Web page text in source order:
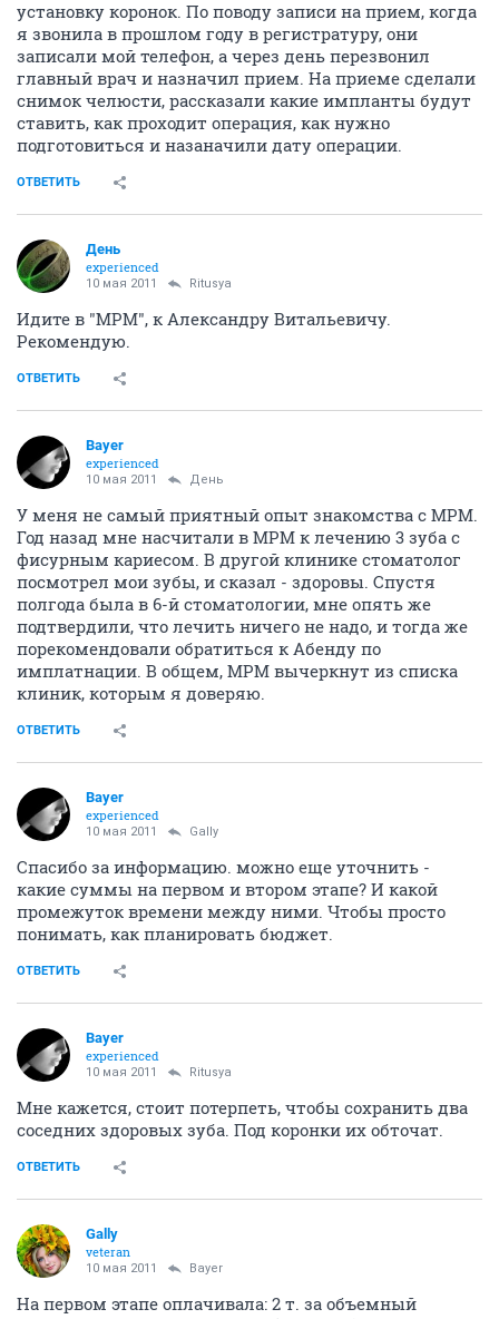
установку коронок. По поводу записи на прием, когда
я звонила в прошлом году в регистратуру, они
записали мой телефон, а через день перезвонил
главный врач и назначил прием. На приеме сделали
снимок челюсти, рассказали какие импланты будут
ставить, как проходит операция, как нужно
подготовиться и назаначили дату операции.
ОТВЕТИТЬ
День
experienced
10 мая 2011 Ritusya
Идите в "МРМ", к Александру Витальевичу.
Рекомендую.
ОТВЕТИТЬ
Bayer
experienced
10 мая 2011 День
У меня не самый приятный опыт знакомства с МРМ.
Год назад мне насчитали в МРМ к лечению 3 зуба с
фисурным кариесом. В другой клинике стоматолог
посмотрел мои зубы, и сказал - здоровы. Спустя
полгода была в 6-й стоматологии, мне опять же
подтвердили, что лечить ничего не надо, и тогда же
порекомендовали обратиться к Абенду по
имплатнации. В общем, МРМ вычеркнут из списка
клиник, которым я доверяю.
ОТВЕТИТЬ
Bayer
experienced
10 мая 2011 Gally
Спасибо за информацию. можно еще уточнить -
какие суммы на первом и втором этапе? И какой
промежуток времени между ними. Чтобы просто
понимать, как планировать бюджет.
ОТВЕТИТЬ
Bayer
experienced
10 мая 2011 Ritusya
Мне кажется, стоит потерпеть, чтобы сохранить два
соседних здоровых зуба. Под коронки их обточат.
ОТВЕТИТЬ
Gally
veteran
10 мая 2011 Bayer
На первом этапе оплачивала: 2 т. за объемный